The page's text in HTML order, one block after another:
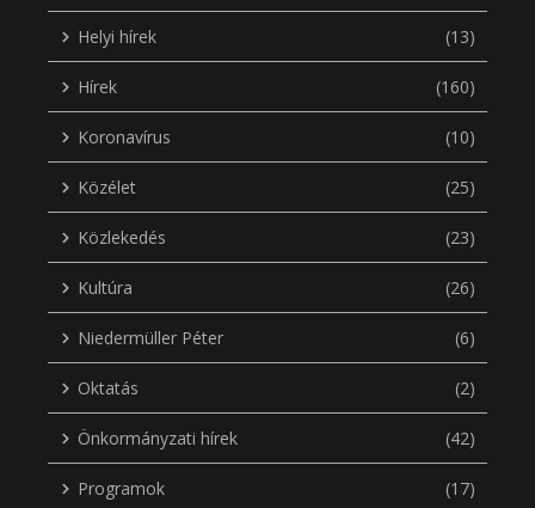
Helyi hírek (13)
Hírek (160)
Koronavírus (10)
Közélet (25)
Közlekedés (23)
Kultúra (26)
Niedermüller Péter (6)
Oktatás (2)
Önkormányzati hírek (42)
Programok (17)